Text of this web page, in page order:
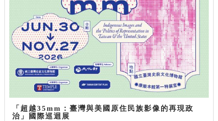
「超越35mm：臺灣與美國原住民族影像的再現政
治」國際巡迴展